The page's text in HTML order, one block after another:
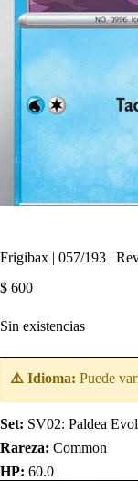
Frigibax | 057/193 |
$ 600
Sin existencias
⚠️ Idioma: Puede
Set: SV02: Paldea
Rareza: Common
HP: 60.0